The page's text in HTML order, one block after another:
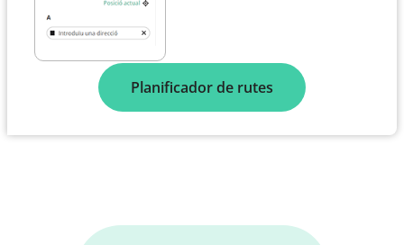
Planificador de rutes